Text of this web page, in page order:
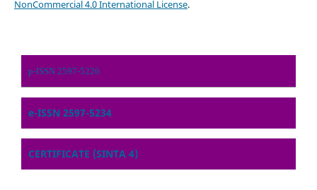
NonCommercial 4.0 International License.
p-ISSN 2597-5226
e-ISSN 2597-5234
CERTIFICATE (SINTA 4)